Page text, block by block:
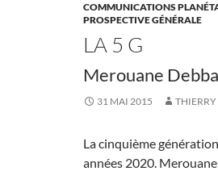
COMMUNICATIONS
PROSPECTIVE GÉNÉRALE
LA 5 G
Merouane
31 MAI 2015
La cinquième
années 2020.